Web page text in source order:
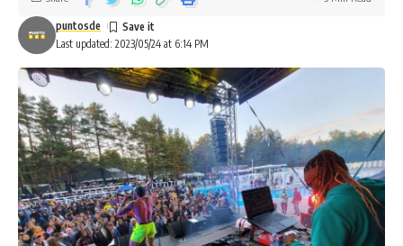
Last updated: 2023/05/24 at 6:14 PM
puntosde